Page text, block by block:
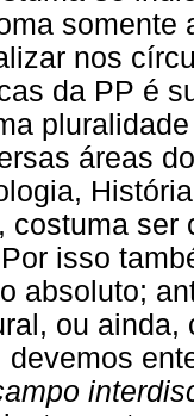
somente
nos
da PP é
áreas
costuma
isso
absoluto;
ou ainda,
devemos